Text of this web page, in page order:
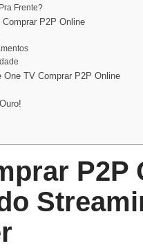
Frente?
P2P Online
TV Comprar P2P Online
P2P